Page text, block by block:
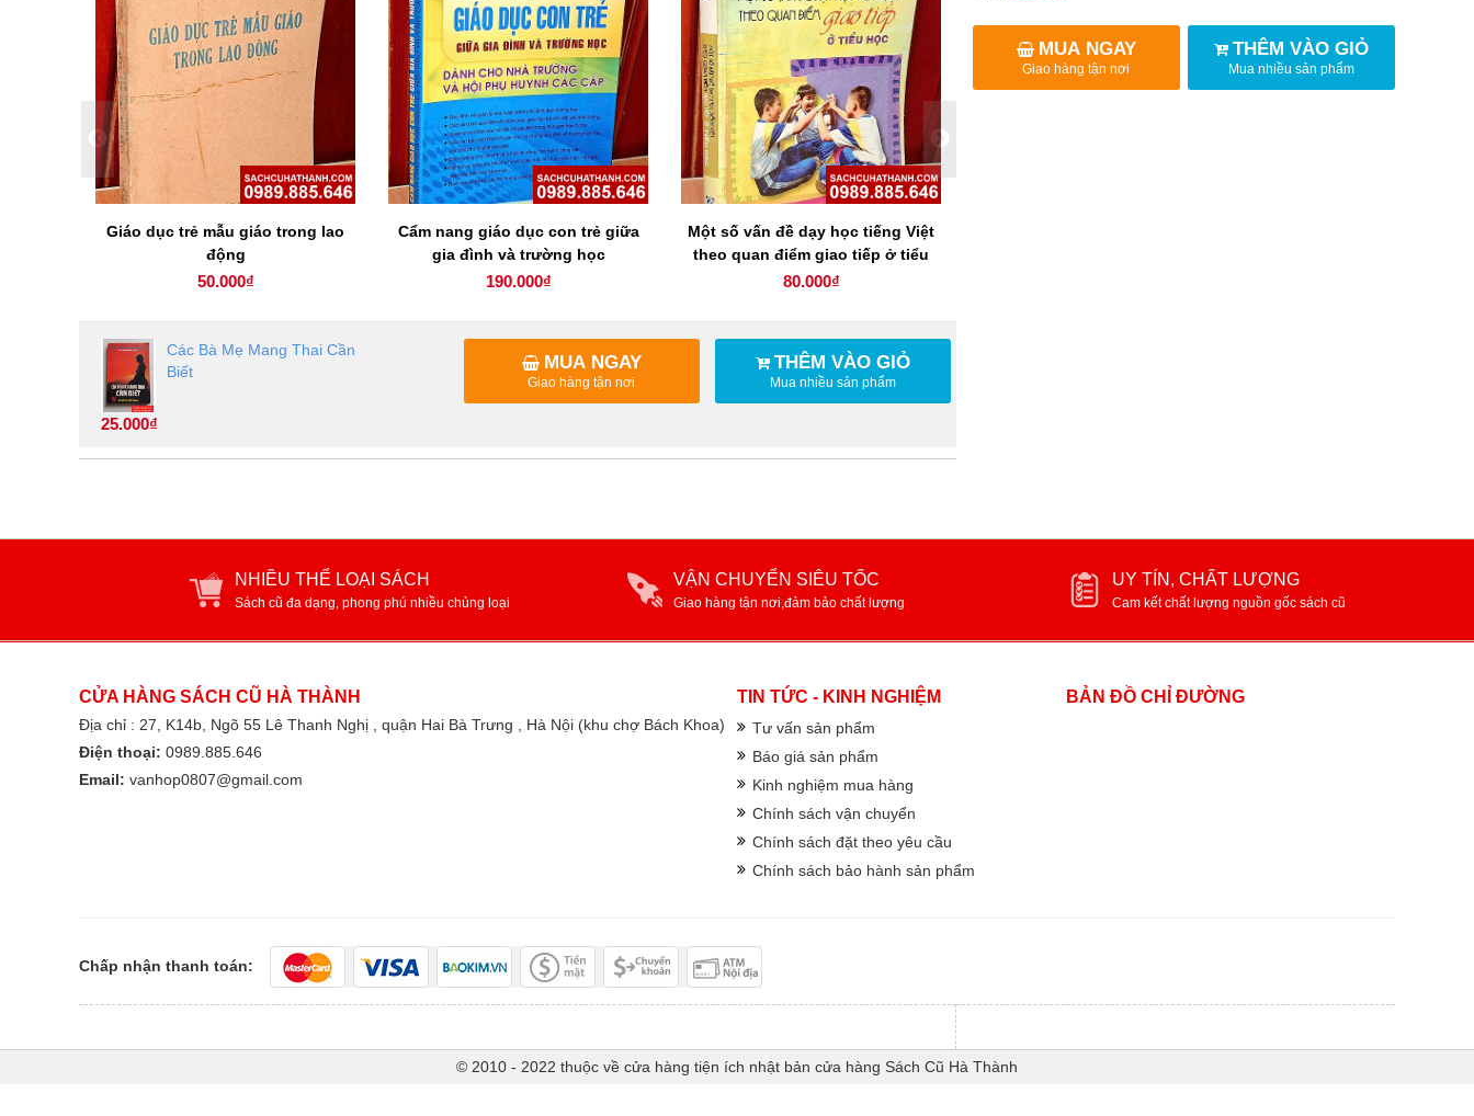
Giáo dục trẻ mẫu giáo trong lao
động
50.000₫
Cẩm nang giáo dục con trẻ giữa
gia đình và trường học
190.000₫
Một số vấn đề dạy học tiếng Việt
theo quan điểm giao tiếp ở tiểu
học
80.000₫
Các Bà Mẹ Mang Thai Cần
Biết
25.000₫
THÊM VÀO GIỎ
Mua nhiều sản phẩm
MUA NGAY
Giao hàng tận nơi
MUA NGAY
Giao hàng tận nơi
THÊM VÀO GIỎ
Mua nhiều sản phẩm
NHIỀU THỂ LOẠI SÁCH
Sách cũ đa dạng, phong phú nhiều chủng loại
VẬN CHUYỂN SIÊU TỐC
Giao hàng tận nơi,đảm bảo chất lượng
UY TÍN, CHẤT LƯỢNG
Cam kết chất lượng nguồn gốc sách cũ
CỬA HÀNG SÁCH CŨ HÀ THÀNH
Địa chỉ : 27, K14b, Ngõ 55 Lê Thanh Nghị , quận Hai Bà Trưng , Hà Nội (khu chợ Bách Khoa)
Điện thoại: 0989.885.646
Email: vanhop0807@gmail.com
TIN TỨC - KINH NGHIỆM
Tư vấn sản phẩm
Báo giá sản phẩm
Kinh nghiệm mua hàng
Chính sách vận chuyển
Chính sách đặt theo yêu cầu
Chính sách bảo hành sản phẩm
BẢN ĐỒ CHỈ ĐƯỜNG
Chấp nhận thanh toán:
© 2010 - 2022 thuộc về cửa hàng tiện ích nhật bản cửa hàng Sách Cũ Hà Thành